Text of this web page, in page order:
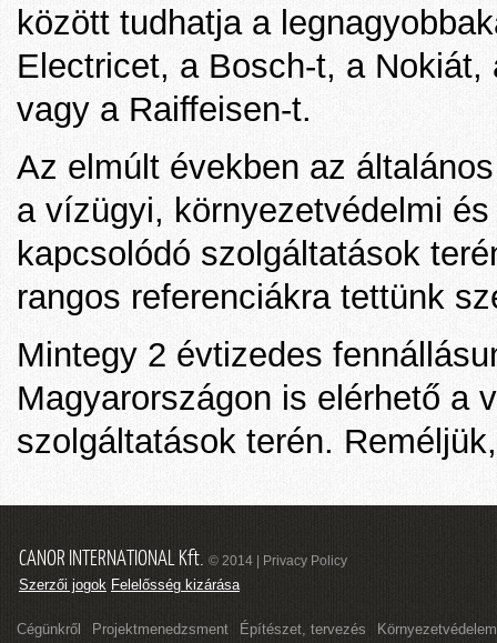
között tudhatja a
Electricet, a Bosch-t, a
vagy a Raiffeisen-t.
Az elmúlt években az
a vízügyi, környezetvédelmi
kapcsolódó szolgáltatások
rangos referenciákra tettünk
Mintegy 2 évtizedes
Magyarországon is elérhető a
szolgáltatások terén.
CANOR INTERNATIONAL Kft. © 2014 | Privacy Policy
Szerzői jogok Felelősség kizárása
Cégünkről Projektmenedzsment Építészet, tervezés Környezetvédelem